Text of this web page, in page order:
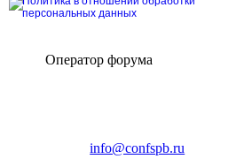
персональных данных
Оператор форума
E-mail:info@confspb.ru